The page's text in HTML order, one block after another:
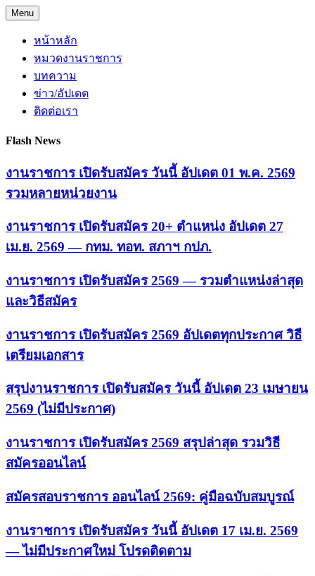
Skip
to
content
Menu
หน้าหลัก
หมวดงานราชการ
บทความ
ข่าว/อัปเดต
ติดต่อเรา
Flash News
งานราชการ เปิดรับสมัคร วันนี้ อัปเดต 01 พ.ค. 2569
รวมหลายหน่วยงาน
งานราชการ เปิดรับสมัคร 20+ ตำแหน่ง อัปเดต 27
เม.ย. 2569 — กทม. ทอท. สภาฯ กปภ.
งานราชการ เปิดรับสมัคร 2569 — รวมตำแหน่งล่าสุด
และวิธีสมัคร
งานราชการ เปิดรับสมัคร 2569 อัปเดตทุกประกาศ วิธี
เตรียมเอกสาร
สรุปงานราชการ เปิดรับสมัคร วันนี้ อัปเดต 23 เมษายน
2569 (ไม่มีประกาศ)
งานราชการ เปิดรับสมัคร 2569 สรุปล่าสุด รวมวิธี
สมัครออนไลน์
สมัครสอบราชการ ออนไลน์ 2569: คู่มือฉบับสมบูรณ์
งานราชการ เปิดรับสมัคร วันนี้ อัปเดต 17 เม.ย. 2569
— ไม่มีประกาศใหม่ โปรดติดตาม